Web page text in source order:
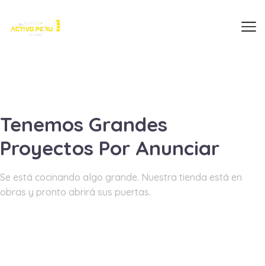
Tenemos Grandes
Proyectos Por Anunciar
Se está cocinando algo grande. Nuestra tienda está en
obras y pronto abrirá sus puertas.